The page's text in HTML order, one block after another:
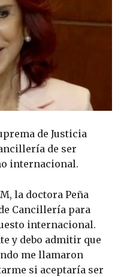
de Justicia
de ser
internacional.
la doctora Peña
Cancillería para
internacional.
y debo admitir que
me llamaron
si aceptaría ser